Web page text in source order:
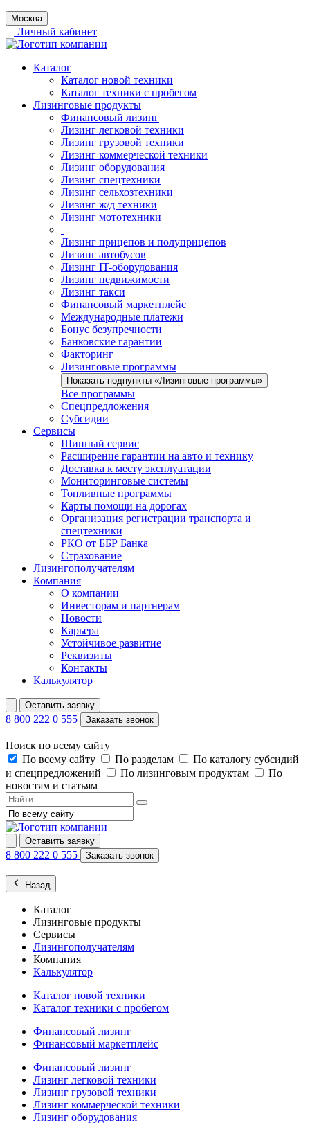
Москва
Личный кабинет
Каталог
Каталог новой техники
Каталог техники с пробегом
Лизинговые продукты
Финансовый лизинг
Лизинг легковой техники
Лизинг грузовой техники
Лизинг коммерческой техники
Лизинг оборудования
Лизинг спецтехники
Лизинг сельхозтехники
Лизинг ж/д техники
Лизинг мототехники
Лизинг прицепов и полуприцепов
Лизинг автобусов
Лизинг IT-оборудования
Лизинг недвижимости
Лизинг такси
Финансовый маркетплейс
Международные платежи
Бонус безупречности
Банковские гарантии
Факторинг
Лизинговые программы
Показать подпункты «Лизинговые программы»
Все программы
Спецпредложения
Субсидии
Сервисы
Шинный сервис
Расширение гарантии на авто и технику
Доставка к месту эксплуатации
Мониторинговые системы
Топливные программы
Карты помощи на дорогах
Организация регистрации транспорта и
спецтехники
РКО от ББР Банка
Страхование
Лизингополучателям
Компания
О компании
Инвесторам и партнерам
Новости
Карьера
Устойчивое развитие
Реквизиты
Контакты
Калькулятор
Оставить заявку
8 800 222 0 555 Заказать звонок
Поиск по всему сайту
По всему сайту
По разделам
По каталогу субсидий
и спецпредложений
По лизинговым продуктам
По
новостям и статьям
Оставить заявку
8 800 222 0 555 Заказать звонок
Назад
Каталог
Лизинговые продукты
Сервисы
Лизингополучателям
Компания
Калькулятор
Каталог новой техники
Каталог техники с пробегом
Финансовый лизинг
Финансовый маркетплейс
Финансовый лизинг
Лизинг легковой техники
Лизинг грузовой техники
Лизинг коммерческой техники
Лизинг оборудования